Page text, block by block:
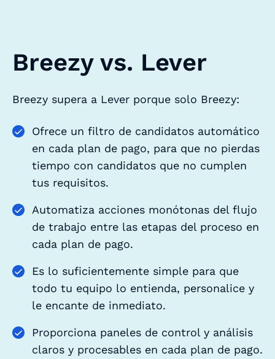
Breezy vs. Lever
Breezy supera a Lever porque solo Breezy:
Ofrece un filtro de candidatos automático
en cada plan de pago, para que no pierdas
tiempo con candidatos que no cumplen
tus requisitos.
Automatiza acciones monótonas del flujo
de trabajo entre las etapas del proceso en
cada plan de pago.
Es lo suficientemente simple para que
todo tu equipo lo entienda, personalice y
le encante de inmediato.
Proporciona paneles de control y análisis
claros y procesables en cada plan de pago.